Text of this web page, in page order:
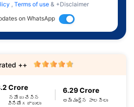
, Terms of use & +Disclaimer
on WhatsApp
Crore
నమోదు చేసిన
వినియోగదారులు
6.29 Crore
అమ్ముడైన పాలసీలు
++